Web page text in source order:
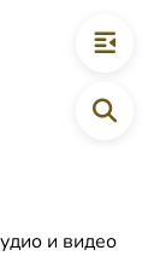
и видео